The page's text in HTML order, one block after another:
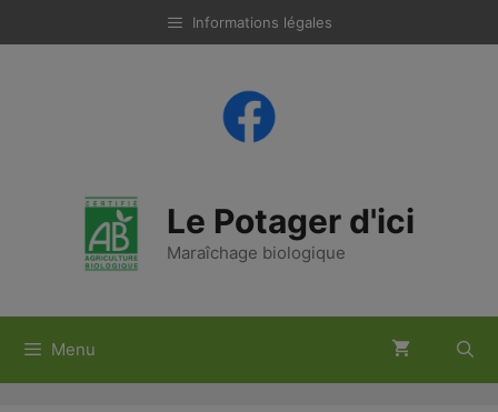
au
Informations légales
Le Potager d'ici
Maraîchage biologique
Menu